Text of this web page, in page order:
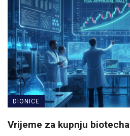
DIONICE
Vrijeme za kupnju biotecha